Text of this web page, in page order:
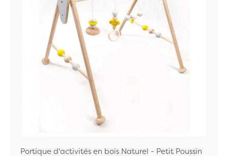
Portique d'activités en bois Naturel - Petit Poussin